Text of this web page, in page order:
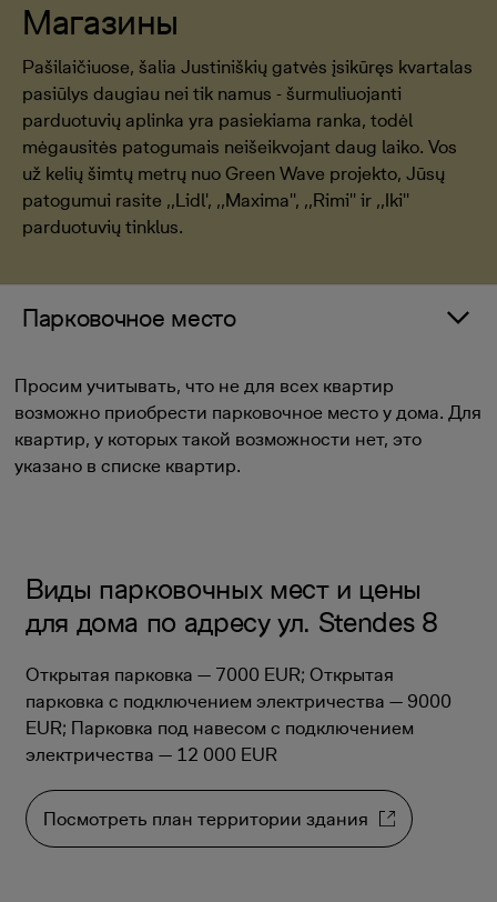
Магазины
Pašilaičiuose, šalia Justiniškių gatvės įsikūręs kvartalas
pasiūlys daugiau nei tik namus - šurmuliuojanti
parduotuvių aplinka yra pasiekiama ranka, todėl
mėgausitės patogumais neišeikvojant daug laiko. Vos
už kelių šimtų metrų nuo Green Wave projekto, Jūsų
patogumui rasite ,,Lidl', ,,Maxima'', ,,Rimi'' ir ,,Iki''
parduotuvių tinklus.
Парковочное место
Просим учитывать, что не для всех квартир
возможно приобрести парковочное место у дома. Для
квартир, у которых такой возможности нет, это
указано в списке квартир.
Виды парковочных мест и цены
для дома по адресу ул. Stendes 8
Открытая парковка — 7000 EUR; Открытая
парковка с подключением электричества — 9000
EUR; Парковка под навесом с подключением
электричества — 12 000 EUR
Посмотреть план территории здания